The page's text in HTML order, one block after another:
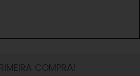
COMPRA!